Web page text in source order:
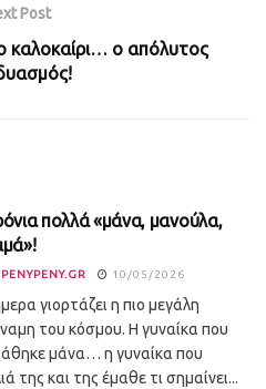
Post
καλοκαίρι… ο απόλυτος
πολλά «μάνα, μανούλα,
PENYPENY.GR 10/05/2026
γιορτάζει η πιο μεγάλη
του κόσμου. Η γυναίκα που
μάνα… η γυναίκα που
της και της έμαθε τι σημαίνει...